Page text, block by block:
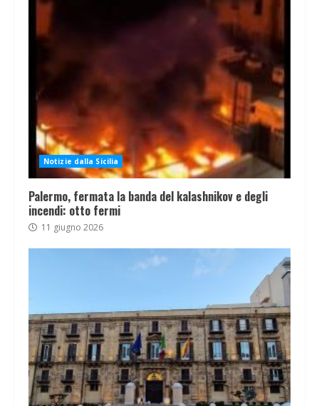
Notizie dalla Sicilia
Palermo, fermata la banda del kalashnikov e degli
incendi: otto fermi
11 giugno 2026